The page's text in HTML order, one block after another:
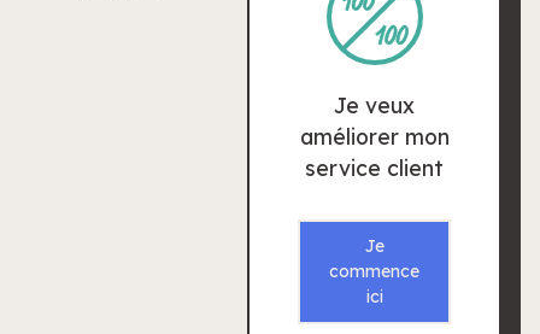
Je veux
améliorer mon
service client
Je
commence
ici